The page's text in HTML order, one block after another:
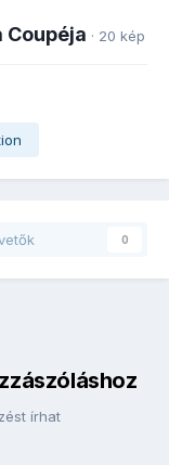
Coupéja · 20 kép
0
írhat